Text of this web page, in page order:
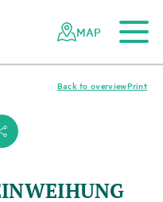
MAP
Print
Back to overview